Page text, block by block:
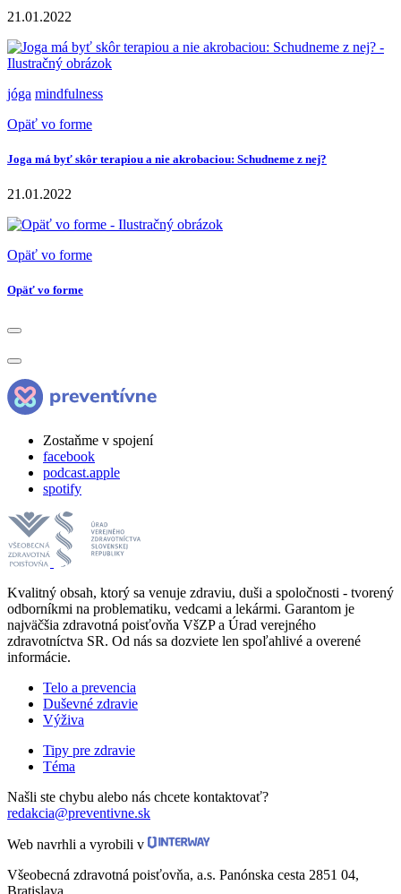
21.01.2022
jóga mindfulness
Opäť vo forme
Joga má byť skôr terapiou a nie akrobaciou: Schudneme z nej?
21.01.2022
Opäť vo forme
Opäť vo forme
Zostaňme v spojení
facebook
podcast.apple
spotify
Kvalitný obsah, ktorý sa venuje zdraviu, duši a spoločnosti - tvorený
odborníkmi na problematiku, vedcami a lekármi. Garantom je
najväčšia zdravotná poisťovňa VšZP a Úrad verejného
zdravotníctva SR. Od nás sa dozviete len spoľahlivé a overené
informácie.
Telo a prevencia
Duševné zdravie
Výživa
Tipy pre zdravie
Téma
Našli ste chybu alebo nás chcete kontaktovať?
redakcia@preventivne.sk
Web navrhli a vyrobili v
Všeobecná zdravotná poisťovňa, a.s. Panónska cesta 2851 04,
Bratislava